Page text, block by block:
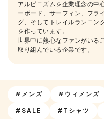
アルピニズムを企業理念の中
ーボード、サーフィン、フラ
グ、そしてトレイルランニン
を作っています。
世界中に熱心なファンがいる
取り組んでいる企業です。
#メンズ #ウィメンズ
#SALE #Tシャツ